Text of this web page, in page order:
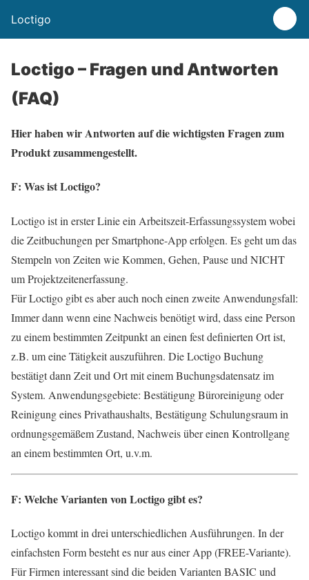
Loctigo
Loctigo – Fragen und Antworten
(FAQ)
Hier haben wir Antworten auf die wichtigsten Fragen zum
Produkt zusammengestellt.
F: Was ist Loctigo?
Loctigo ist in erster Linie ein Arbeitszeit-Erfassungssystem wobei
die Zeitbuchungen per Smartphone-App erfolgen. Es geht um das
Stempeln von Zeiten wie Kommen, Gehen, Pause und NICHT
um Projektzeitenerfassung.
Für Loctigo gibt es aber auch noch einen zweite Anwendungsfall:
Immer dann wenn eine Nachweis benötigt wird, dass eine Person
zu einem bestimmten Zeitpunkt an einen fest definierten Ort ist,
z.B. um eine Tätigkeit auszuführen. Die Loctigo Buchung
bestätigt dann Zeit und Ort mit einem Buchungsdatensatz im
System. Anwendungsgebiete: Bestätigung Büroreinigung oder
Reinigung eines Privathaushalts, Bestätigung Schulungsraum in
ordnungsgemäßem Zustand, Nachweis über einen Kontrollgang
an einem bestimmten Ort, u.v.m.
F: Welche Varianten von Loctigo gibt es?
Loctigo kommt in drei unterschiedlichen Ausführungen. In der
einfachsten Form besteht es nur aus einer App (FREE-Variante).
Für Firmen interessant sind die beiden Varianten BASIC und